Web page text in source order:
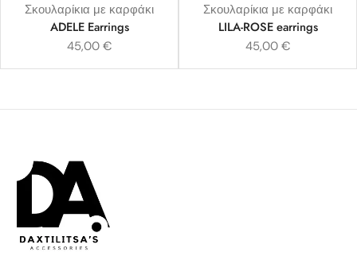
Σκουλαρίκια με καρφάκι
ADELE Earrings
45,00 €
Σκουλαρίκια με καρφάκι
LILA-ROSE earrings
45,00 €